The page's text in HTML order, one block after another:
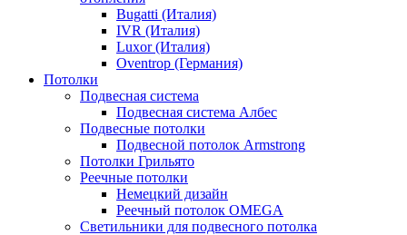
Bugatti (Италия)
IVR (Италия)
Luxor (Италия)
Oventrop (Германия)
Потолки
Подвесная система
Подвесная система Албес
Подвесные потолки
Подвесной потолок Armstrong
Потолки Грильято
Реечные потолки
Немецкий дизайн
Реечный потолок OMEGA
Светильники для подвесного потолка